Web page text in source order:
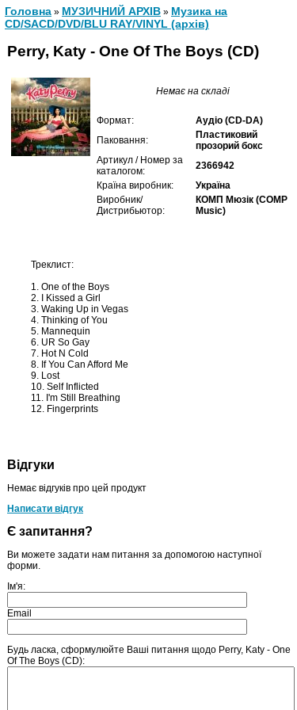
Головна » МУЗИЧНИЙ АРХІВ » Музика на
CD/SACD/DVD/BLU RAY/VINYL (архів)
Perry, Katy - One Of The Boys (CD)
Немає на складі
Формат:
Аудіо (CD-DA)
Паковання:
Пластиковий
прозорий бокс
Артикул / Номер за
каталогом:
2366942
Країна виробник:
Україна
Виробник/
Дистрибьютор:
КОМП Мюзік (COMP
Music)
Треклист:
1. One of the Boys
2. I Kissed a Girl
3. Waking Up in Vegas
4. Thinking of You
5. Mannequin
6. UR So Gay
7. Hot N Cold
8. If You Can Afford Me
9. Lost
10. Self Inflicted
11. I'm Still Breathing
12. Fingerprints
Відгуки
Немає відгуків про цей продукт
Написати відгук
Є запитання?
Ви можете задати нам питання за допомогою наступної
форми.
Ім'я:
Email
Будь ласка, сформулюйте Ваші питання щодо Perry, Katy - One
Of The Boys (CD):